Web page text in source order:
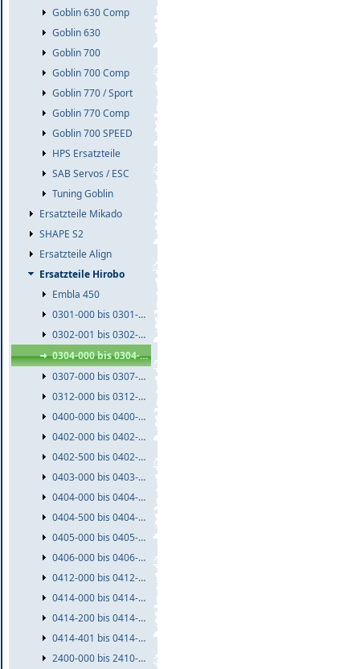
Goblin 630 Comp
Goblin 630
Goblin 700
Goblin 700 Comp
Goblin 770 / Sport
Goblin 770 Comp
Goblin 700 SPEED
HPS Ersatzteile
SAB Servos / ESC
Tuning Goblin
Ersatzteile Mikado
SHAPE S2
Ersatzteile Align
Ersatzteile Hirobo
Embla 450
0301-000 bis 0301-999
0302-001 bis 0302-999
0304-000 bis 0304-999
0307-000 bis 0307-999
0312-000 bis 0312-999
0400-000 bis 0400-999
0402-000 bis 0402-499
0402-500 bis 0402-999
0403-000 bis 0403-999
0404-000 bis 0404-499
0404-500 bis 0404-999
0405-000 bis 0405-999
0406-000 bis 0406-999
0412-000 bis 0412-999
0414-000 bis 0414-199
0414-200 bis 0414-400
0414-401 bis 0414-999
2400-000 bis 2410-999